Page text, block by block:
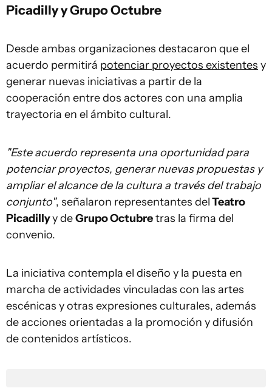
Picadilly y Grupo Octubre
Desde ambas organizaciones destacaron que el
acuerdo permitirá potenciar proyectos existentes y
generar nuevas iniciativas a partir de la
cooperación entre dos actores con una amplia
trayectoria en el ámbito cultural.
"Este acuerdo representa una oportunidad para
potenciar proyectos, generar nuevas propuestas y
ampliar el alcance de la cultura a través del trabajo
conjunto", señalaron representantes delTeatro
Picadillyy deGrupo Octubretras la firma del
convenio.
La iniciativa contempla el diseño y la puesta en
marcha de actividades vinculadas con las artes
escénicas y otras expresiones culturales, además
de acciones orientadas a la promoción y difusión
de contenidos artísticos.